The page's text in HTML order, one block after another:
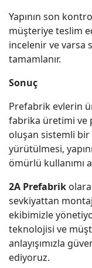
Yapının son
müşteriye teslim
incelenir ve varsa
tamamlanır.
Sonuç
Prefabrik evlerin
fabrika üretimi ve
oluşan sistemli bir
yürütülmesi,
ömürlü kullanımı
2A Prefabrik
sevkiyattan
ekibimizle
teknolojisi ve
anlayışımızla
ediyoruz.